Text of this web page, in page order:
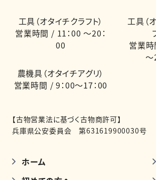
工具（オタイチクラフト）
営業時間 / 11：00 ～20：
00
農機具（オタイチアグリ）
営業時間 / 9：00～17：00
工具（
営業
【古物営業法に基づく古物商許可】
兵庫県公安委員会 第631619900030号
ホーム